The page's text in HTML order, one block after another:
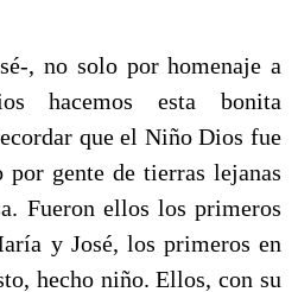
, no solo por homenaje a
hacemos esta bonita
que el Niño Dios fue
por gente de tierras lejanas
Fueron ellos los primeros
y José, los primeros en
hecho niño. Ellos, con su